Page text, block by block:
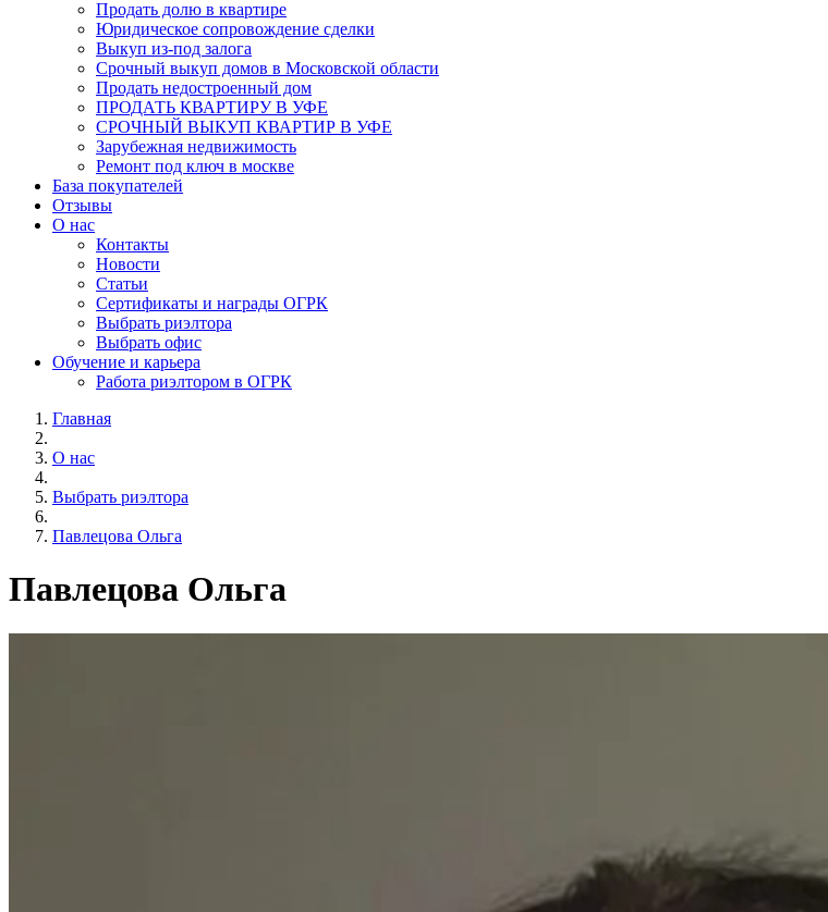
Продать долю в квартире
Юридическое сопровождение сделки
Выкуп из-под залога
Срочный выкуп домов в Московской области
Продать недостроенный дом
ПРОДАТЬ КВАРТИРУ В УФЕ
СРОЧНЫЙ ВЫКУП КВАРТИР В УФЕ
Зарубежная недвижимость
Ремонт под ключ в москве
База покупателей
Отзывы
О нас
Контакты
Новости
Статьи
Сертификаты и награды ОГРК
Выбрать риэлтора
Выбрать офис
Обучение и карьера
Работа риэлтором в ОГРК
Главная
О нас
Выбрать риэлтора
Павлецова Ольга
Павлецова Ольга